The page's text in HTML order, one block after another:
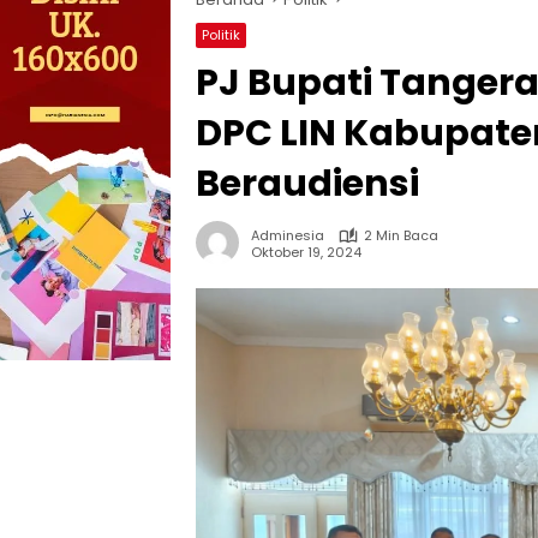
Politik
PJ Bupati
DPC LIN
Beraudiensi
Adminesia
2 Min Baca
Oktober 19, 2024